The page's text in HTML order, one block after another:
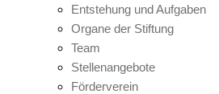
Entstehung und Aufgaben
Organe der Stiftung
Team
Stellenangebote
Förderverein